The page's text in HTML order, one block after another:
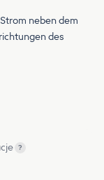
neben dem
des
?